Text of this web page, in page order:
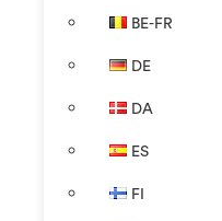
BE-FR
DE
DA
ES
FI